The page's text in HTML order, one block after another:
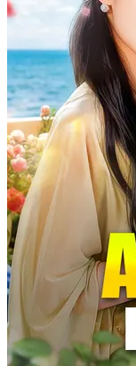
Balas Dendam
52 Episodes
Sepuluh tahun
adiknya, Leonardo,
Kevin Pratama. Rizky
“bangkit dari
Dengan rencana balas
kelam keluarga dan
Identitas Tersembunyi